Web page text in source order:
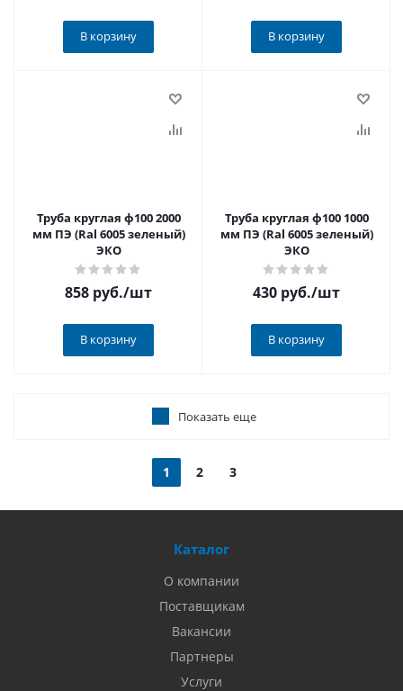
В корзину В корзину
Труба круглая ф100 2000
мм ПЭ (Ral 6005 зеленый)
ЭКО
858 руб./шт
В корзину
Труба круглая ф100 1000
мм ПЭ (Ral 6005 зеленый)
ЭКО
430 руб./шт
В корзину
Показать еще
1 2 3
Каталог
О компании
Поставщикам
Вакансии
Партнеры
Услуги